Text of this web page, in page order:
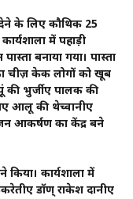
के लिए कौथिक 25
में पहाड़ी
बनाया गया। पास्ता
चीज़ केक लोगों को खूब
की भुर्जीए पालक की
आलू की थेच्वानीए
आकर्षण का केंद्र बने
कार्यशाला में
डॉण् राकेश दानीए